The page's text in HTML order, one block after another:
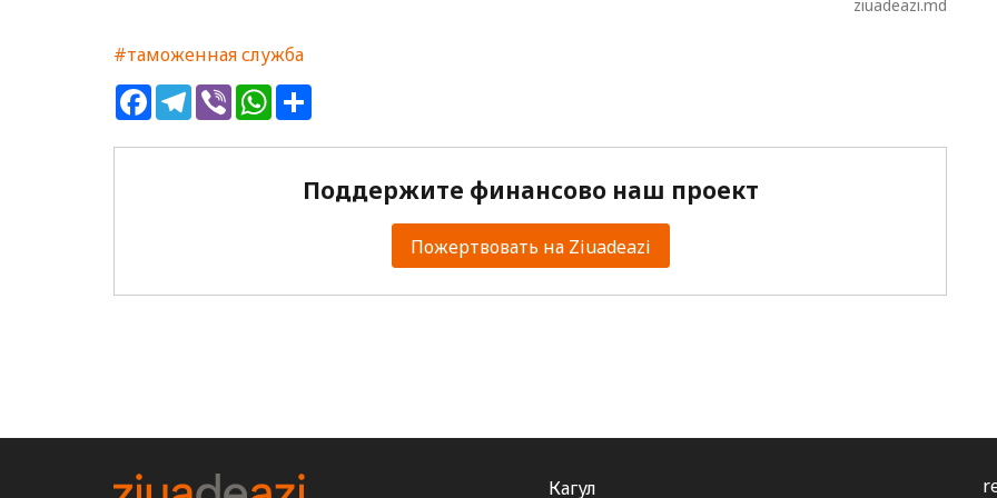
ziuadeazi.md
#таможенная служба
FacebookTelegram
ViberWhatsApp
Поддержите финансово наш проект
Пожертвовать на Ziuadeazi
Кагул